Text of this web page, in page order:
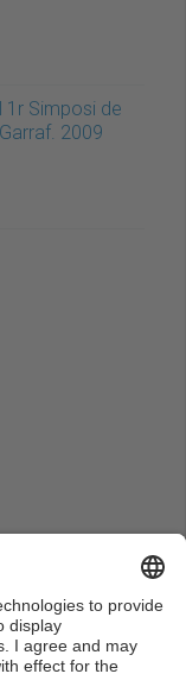
1r Simposi de
2009
de recerca